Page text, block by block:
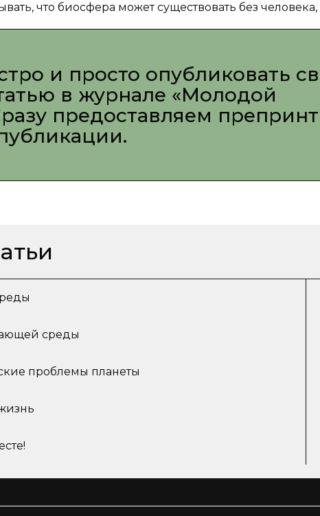
что биосфера может существовать без
и просто опубликовать
в журнале «Молодой
предоставляем
среды
проблемы планеты